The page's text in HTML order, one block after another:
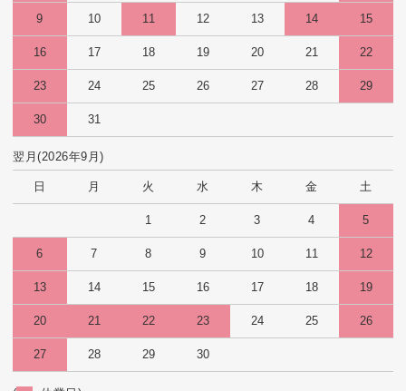
9 10 11 12 13 14 15
16 17 18 19 20 21 22
23 24 25 26 27 28 29
30 31
翌月(2026年9月)
日 月 火 水 木 金 土
1 2 3 4 5
6 7 8 9 10 11 12
13 14 15 16 17 18 19
20 21 22 23 24 25 26
27 28 29 30